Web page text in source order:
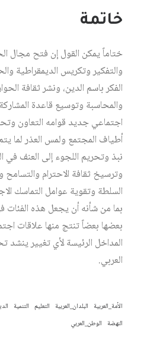
خاتمة
ختاماً يمكن القول إن فتح مجال
والتفكير وتكريس الديمقراطية
الفكر باسم الدين، ونشر ثقافة
والمحاسبة وتوسيع قاعدة
اجتماعي جديد قوامه التعاون
أطياف المجتمع ولمس العذر لما
نبذ وتحريم اللجوء إلى العنف في
وترسيخ ثقافة الاحترام والتسامح
السلطة وتقوية عوامل التماسك
بما من شأنه أن يجعل هذه الفئات
بعضها بعضاً تنتج منها علاقات
المداخل الرئيسة لأي تغيير ينشد
العربي.
الأمة_العربية البلدان_العربية التعليم التنمية
النهضة الوطن_العربي